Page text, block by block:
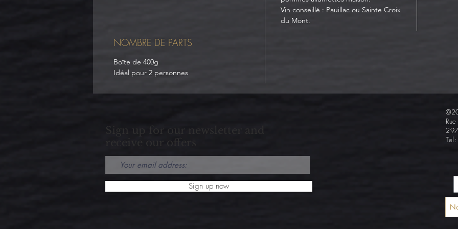
Vin conseillé : Pauillac ou Sainte Croix
du Mont.
NOMBRE DE PARTS
Boîte de 400g
Idéal pour 2 personnes
Sign up for our newsletter and
receive our offers
Sign up now